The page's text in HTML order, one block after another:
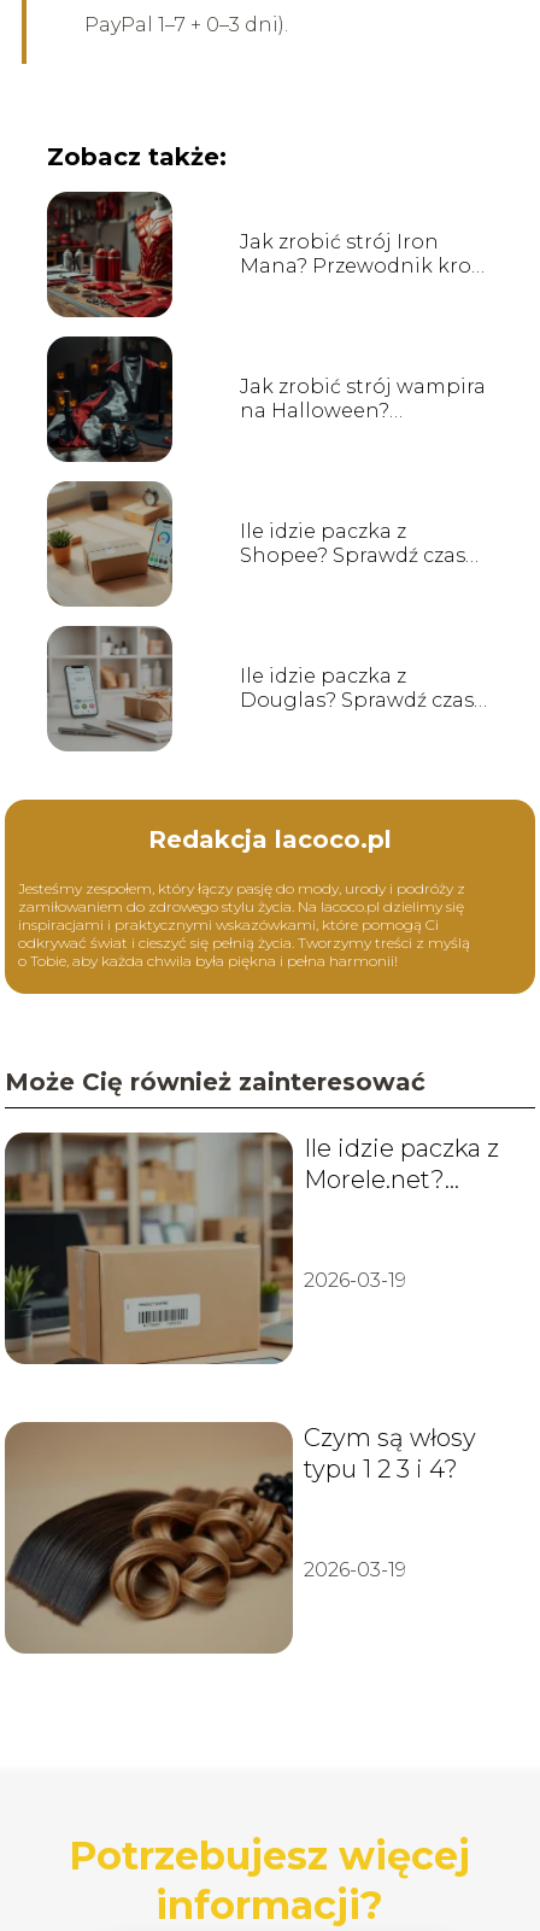
PayPal 1–7 + 0–3 dni).
Zobacz także:
Jak zrobić strój Iron
Mana? Przewodnik krok
Jak zrobić strój wampira
na Halloween?
Ile idzie paczka z
Shopee? Sprawdź czas
Ile idzie paczka z
Douglas? Sprawdź czas
Redakcja lacoco.pl
Jesteśmy zespołem, który łączy pasję do mody, urody i podróży z
zamiłowaniem do zdrowego stylu życia. Na lacoco.pl dzielimy się
inspiracjami i praktycznymi wskazówkami, które pomogą Ci
odkrywać świat i cieszyć się pełnią życia. Tworzymy treści z myślą
o Tobie, aby każda chwila była piękna i pełna harmonii!
Może Cię również zainteresować
Ile idzie paczka z
Morele.net?
2026-03-19
Czym są włosy
typu 1 2 3 i 4?
2026-03-19
Potrzebujesz więcej
informacji?